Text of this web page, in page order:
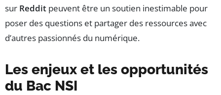
sur Reddit peuvent être un soutien inestimable pour
poser des questions et partager des ressources avec
d’autres passionnés du numérique.
Les enjeux et les opportunités
du Bac NSI